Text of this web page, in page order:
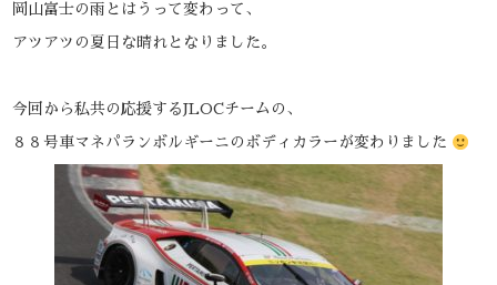
岡山富士の雨とはうって変わって、
アツアツの夏日な晴れとなりました。
今回から私共の応援するJLOCチームの、
８８号車マネパランボルギーニのボディカラーが変わりました